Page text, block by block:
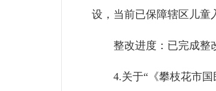
设，当前已保障辖区儿童
整改进度：已完成整
4.关于“《攀枝花市国民